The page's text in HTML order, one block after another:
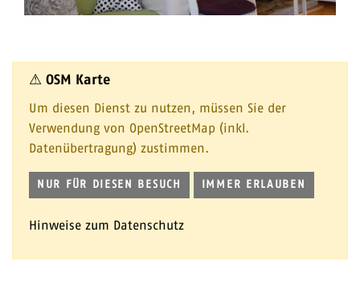
⚠ OSM Karte
Um diesen Dienst zu nutzen, müssen Sie der
Verwendung von OpenStreetMap (inkl.
Datenübertragung) zustimmen.
NUR FÜR DIESEN BESUCH IMMER ERLAUBEN
Hinweise zum Datenschutz